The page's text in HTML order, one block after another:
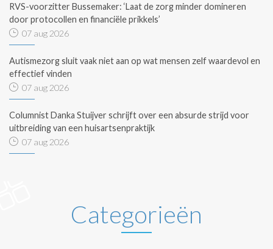
RVS-voorzitter Bussemaker: ‘Laat de zorg minder domineren
door protocollen en financiële prikkels’
07 aug 2026
Autismezorg sluit vaak niet aan op wat mensen zelf waardevol en
effectief vinden
07 aug 2026
Columnist Danka Stuijver schrijft over een absurde strijd voor
uitbreiding van een huisartsenpraktijk
07 aug 2026
Categorieën